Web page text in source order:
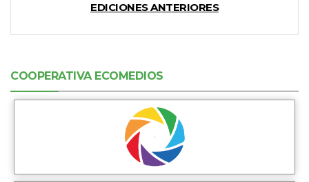
EDICIONES ANTERIORES
COOPERATIVA ECOMEDIOS